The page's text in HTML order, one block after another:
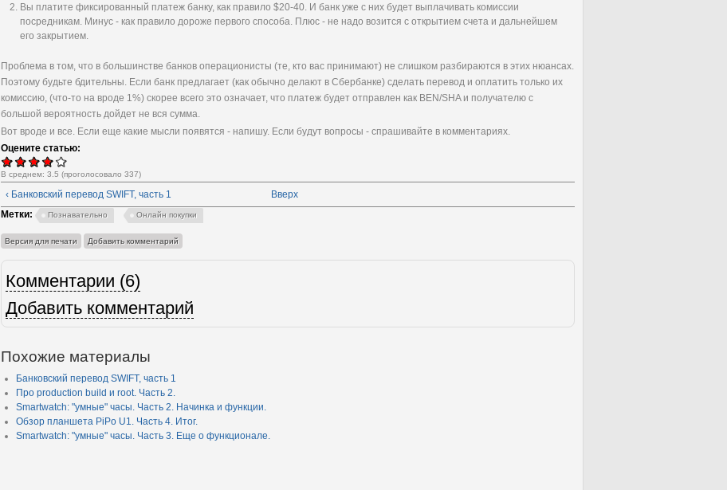
Вы платите фиксированный платеж банку, как правило $20-40. И банк уже с них будет выплачивать комиссии
посредникам. Минус - как правило дороже первого способа. Плюс - не надо возится с открытием счета и дальнейшем
его закрытием.
Проблема в том, что в большинстве банков операционисты (те, кто вас принимают) не слишком разбираются в этих нюансах.
Поэтому будьте бдительны. Если банк предлагает (как обычно делают в Сбербанке) сделать перевод и оплатить только их
комиссию, (что-то на вроде 1%) скорее всего это означает, что платеж будет отправлен как BEN/SHA и получателю с
большой вероятность дойдет не вся сумма.
Вот вроде и все. Если еще какие мысли появятся - напишу. Если будут вопросы - спрашивайте в комментариях.
Оцените статью:
В среднем: 3.5 (проголосовало 337)
‹ Банковский перевод SWIFT, часть 1
Вверх
Метки:
Познавательно Онлайн покупки
Версия для печати Добавить комментарий
Комментарии (6)
Добавить комментарий
Похожие материалы
Банковский перевод SWIFT, часть 1
Про production build и root. Часть 2.
Smartwatch: "умные" часы. Часть 2. Начинка и функции.
Обзор планшета PiPo U1. Часть 4. Итог.
Smartwatch: "умные" часы. Часть 3. Еще о функционале.